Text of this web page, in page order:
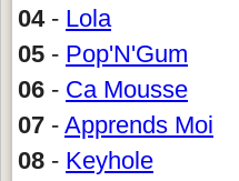
04- Lola
05 - Pop'N'Gum
06 - Ca Mousse
07 - Apprends Moi
08 - Keyhole